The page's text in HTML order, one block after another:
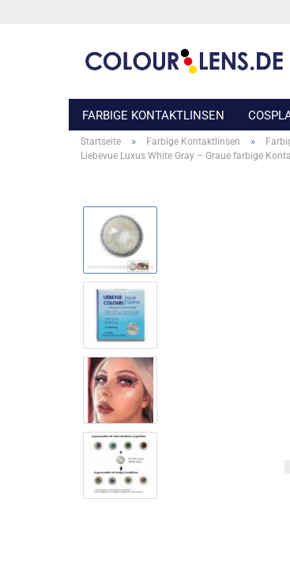
FARBIGE KONTAKTLINSEN
Startseite » Farbige Kontaktlinsen »
Liebevue Luxus White Gray – Graue farbige